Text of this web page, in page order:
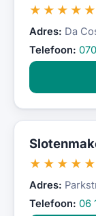
★★★★★
Adres: Da
Telefoon:
★★★★★
Adres:
Telefoon: 06